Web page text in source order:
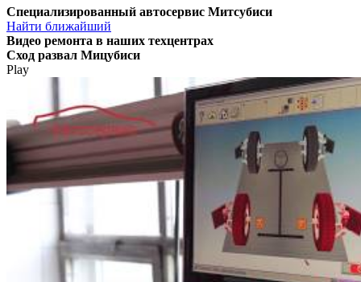
Специализированный автосервис Митсубиси
Найти ближайший
Видео ремонта в наших техцентрах
Сход развал Мицубиси
Play